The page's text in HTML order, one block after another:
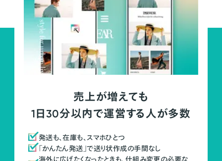
売上が増えても
1日30分以内で運営する人が多数
発送も、在庫も、スマホひとつ
「かんたん発送」で送り状作成の手間なし
海外に広げたくなったときも、仕組み変更の必要な